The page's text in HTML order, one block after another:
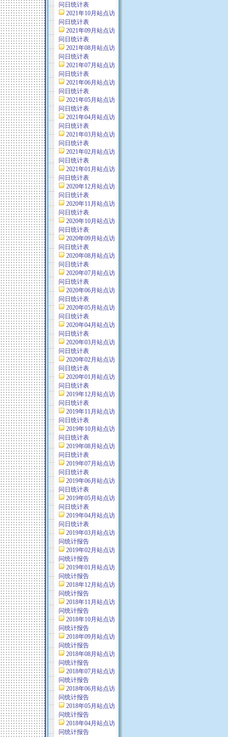
问日统计表
2021年10月站点访
问日统计表
2021年09月站点访
问日统计表
2021年08月站点访
问日统计表
2021年07月站点访
问日统计表
2021年06月站点访
问日统计表
2021年05月站点访
问日统计表
2021年04月站点访
问日统计表
2021年03月站点访
问日统计表
2021年02月站点访
问日统计表
2021年01月站点访
问日统计表
2020年12月站点访
问日统计表
2020年11月站点访
问日统计表
2020年10月站点访
问日统计表
2020年09月站点访
问日统计表
2020年08月站点访
问日统计表
2020年07月站点访
问日统计表
2020年06月站点访
问日统计表
2020年05月站点访
问日统计表
2020年04月站点访
问日统计表
2020年03月站点访
问日统计表
2020年02月站点访
问日统计表
2020年01月站点访
问日统计表
2019年12月站点访
问日统计表
2019年11月站点访
问日统计表
2019年10月站点访
问日统计表
2019年08月站点访
问日统计表
2019年07月站点访
问日统计表
2019年06月站点访
问日统计表
2019年05月站点访
问日统计表
2019年04月站点访
问日统计表
2019年03月站点访
问统计报告
2019年02月站点访
问统计报告
2019年01月站点访
问统计报告
2018年12月站点访
问统计报告
2018年11月站点访
问统计报告
2018年10月站点访
问统计报告
2018年09月站点访
问统计报告
2018年08月站点访
问统计报告
2018年07月站点访
问统计报告
2018年06月站点访
问统计报告
2018年05月站点访
问统计报告
2018年04月站点访
问统计报告